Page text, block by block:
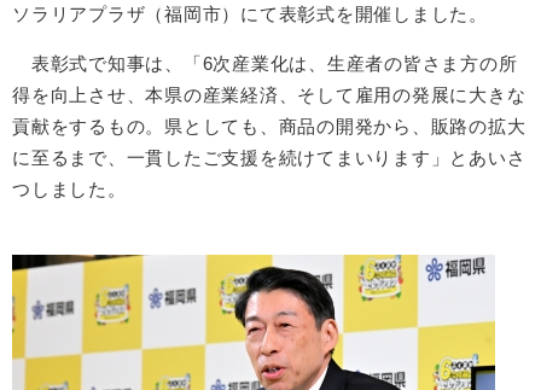
ソラリアプラザ（福岡市）にて表彰式を開催しました。
表彰式で知事は、「6次産業化は、生産者の皆さま方の所
得を向上させ​、本県の産業経済、そして雇用の発展に大きな
貢献をするもの​。県としても、商品の開発から、販路の拡大
に至るまで、一貫したご支援を続けてまいります​ 」とあいさ
つしました。